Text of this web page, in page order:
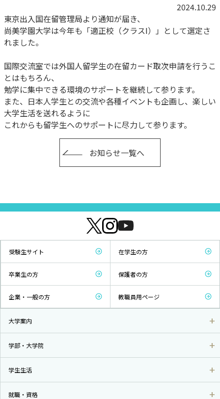
2024.10.29
東京出入国在留管理局より通知が届き、
尚美学園大学は今年も「適正校（クラスⅠ）」として選定さ
れました。
国際交流室では外国人留学生の在留カード取次申請を行うこ
とはもちろん、
勉学に集中できる環境のサポートを継続して参ります。
また、日本人学生との交流や各種イベントも企画し、楽しい
大学生活を送れるように
これからも留学生へのサポートに尽力して参ります。
お知らせ一覧へ
受験生サイト 在学生の方
卒業生の方 保護者の方
企業・一般の方 教職員用ページ
大学案内
学部・大学院
学生生活
就職・資格